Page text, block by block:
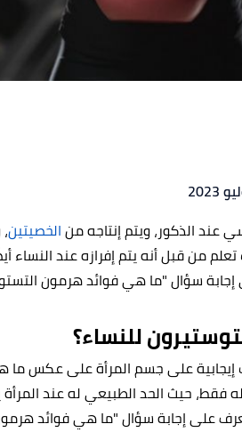
الذكور، ويتم إنتاجه منالخصيتين
من قبل أنه يتم إفرازه عند النساء
إجابة سؤال "ما هي فوائد هرمون
للنساء؟
إيجابية على جسم المرأة على عكس ما
على إجابة سؤال "ما هي فوائد